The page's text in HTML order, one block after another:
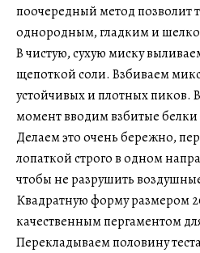
поочередный метод позволит
однородным, гладким и
В чистую, сухую миску
щепоткой соли. Взбиваем
устойчивых и плотных пиков.
момент вводим взбитые белки
Делаем это очень бережно,
лопаткой строго в одном
чтобы не разрушить
Квадратную форму размером
качественным пергаментом
Перекладываем половину